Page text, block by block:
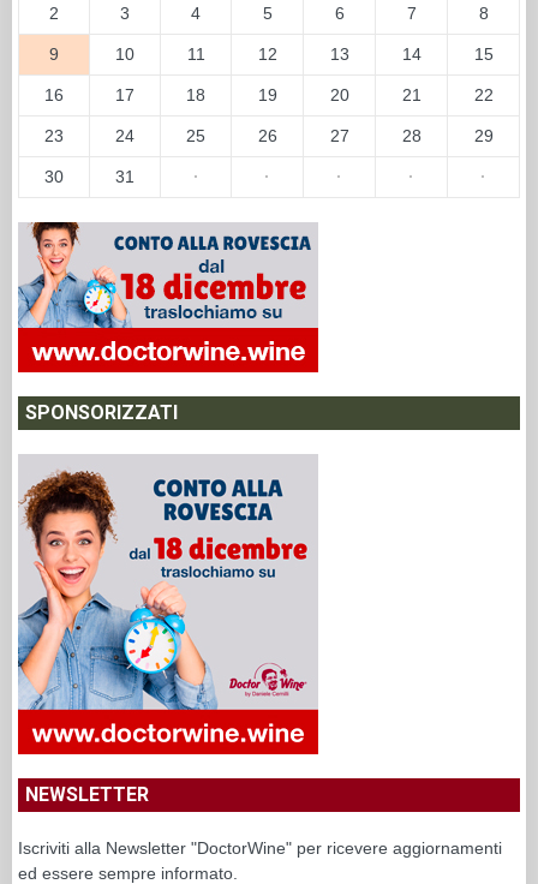
2 3 4 5 6 7 8
9 10 11 12 13 14 15
16 17 18 19 20 21 22
23 24 25 26 27 28 29
30 31 · · · · ·
SPONSORIZZATI
NEWSLETTER
Iscriviti alla Newsletter "DoctorWine" per ricevere aggiornamenti
ed essere sempre informato.